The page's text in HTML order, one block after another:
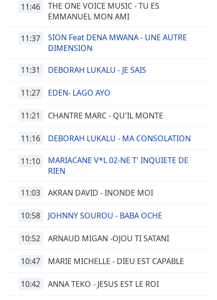
11:46
THE ONE VOICE MUSIC - TU ES
EMMANUEL MON AMI
11:37
SION Feat DENA MWANA - UNE AUTRE
DIMENSION
11:31 DEBORAH LUKALU - JE SAIS
11:27 EDEN- LAGO AYO
11:21 CHANTRE MARC - QU'IL MONTE
11:16 DEBORAH LUKALU - MA CONSOLATION
11:10
MARIACANE V*L 02-NE T' INQUIETE DE
RIEN
11:03 AKRAN DAVID - INONDE MOI
10:58 JOHNNY SOUROU - BABA OCHE
10:52 ARNAUD MIGAN -OJOU TI SATANI
10:47 MARIE MICHELLE - DIEU EST CAPABLE
10:42 ANNA TEKO - JESUS EST LE ROI